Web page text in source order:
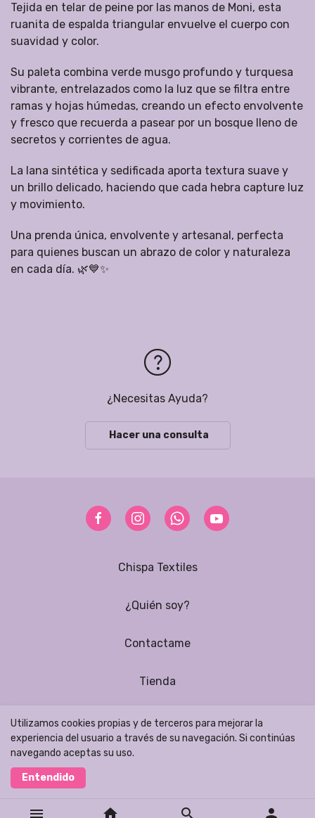
menu home search person
Tejida en telar de peine por las manos de Moni, esta
ruanita de espalda triangular envuelve el cuerpo con
suavidad y color.
Su paleta combina verde musgo profundo y turquesa
vibrante, entrelazados como la luz que se filtra entre
ramas y hojas húmedas, creando un efecto envolvente
y fresco que recuerda a pasear por un bosque lleno de
secretos y corrientes de agua.
La lana sintética y sedificada aporta textura suave y
un brillo delicado, haciendo que cada hebra capture luz
y movimiento.
Una prenda única, envolvente y artesanal, perfecta
para quienes buscan un abrazo de color y naturaleza
en cada día. 🌿💙✨
¿Necesitas Ayuda?
Hacer una consulta
Chispa Textiles
¿Quién soy?
Contactame
Tienda
Podcast
Utilizamos cookies propias y de terceros para mejorar la
experiencia del usuario a través de su navegación. Si continúas
navegando aceptas su uso.
Entendido